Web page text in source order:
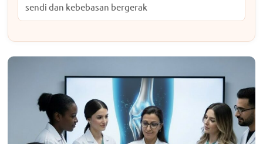
sendi dan kebebasan bergerak